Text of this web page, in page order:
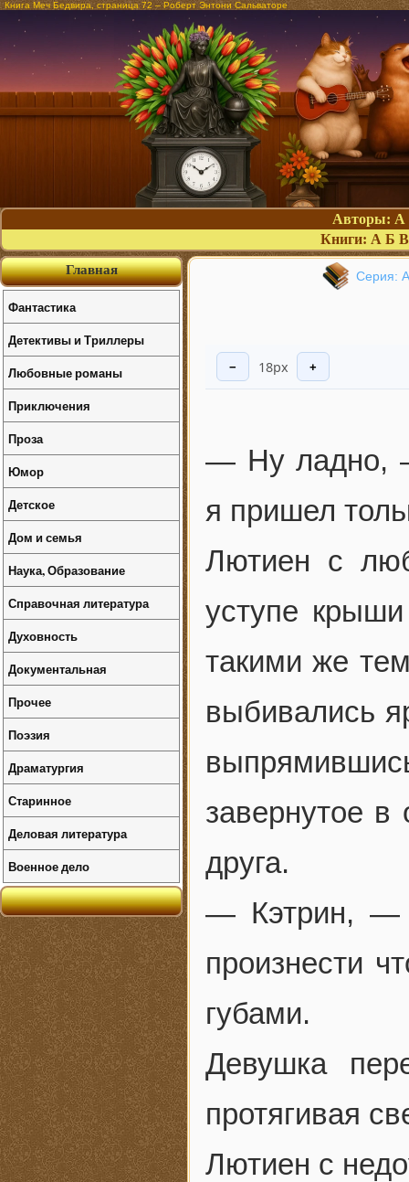
Книга Меч Бедвира, страница 72 – Роберт Энтони Сальваторе
Авторы: А
Книги: А Б В
Серия:
− 18px +
— Ну ладно,
я пришел
Лютиен с
уступе
такими же
выбивались
завернутое в
друга.
— Кэтрин, —
произнести
губами.
Девушка
протягивая
Лютиен с
Главная
Фантастика
Детективы и Триллеры
Любовные романы
Приключения
Проза
Юмор
Детское
Дом и семья
Наука, Образование
Справочная литература
Духовность
Документальная
Прочее
Поэзия
Драматургия
Старинное
Деловая литература
Военное дело